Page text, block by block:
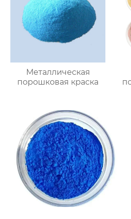
Металлическая
порошковая краска